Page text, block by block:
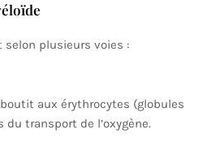
selon plusieurs voies :
aux érythrocytes (globules
du transport de l’oxygène.